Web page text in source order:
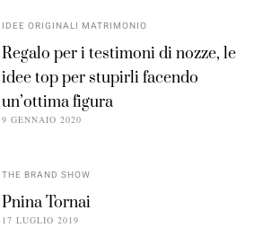
IDEE ORIGINALI MATRIMONIO
Regalo per i testimoni di nozze, le
idee top per stupirli facendo
un’ottima figura
9 GENNAIO 2020
THE BRAND SHOW
Pnina Tornai
17 LUGLIO 2019